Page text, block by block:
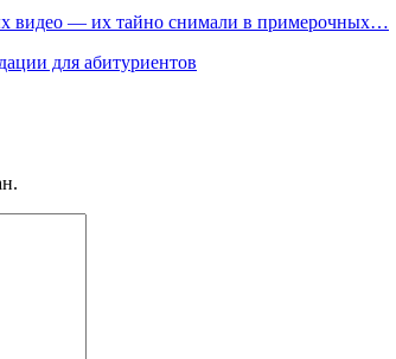
видео — их тайно снимали в примерочных…
для абитуриентов